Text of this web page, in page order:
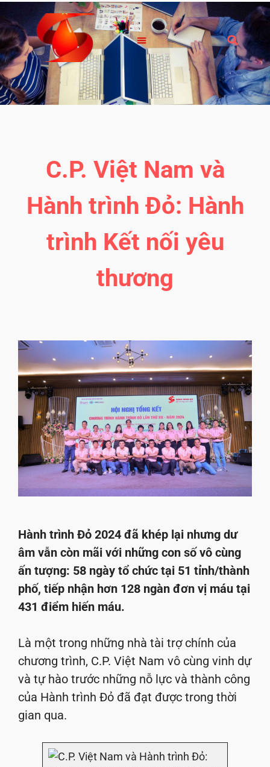
C.P. Việt Nam và
Hành trình Đỏ: Hành
trình Kết nối yêu
thương
Hành trình Đỏ 2024 đã khép lại nhưng dư
âm vẫn còn mãi với những con số vô cùng
ấn tượng: 58 ngày tổ chức tại 51 tỉnh/thành
phố, tiếp nhận hơn 128 ngàn đơn vị máu tại
431 điểm hiến máu.
Là một trong những nhà tài trợ chính của
chương trình, C.P. Việt Nam vô cùng vinh dự
và tự hào trước những nỗ lực và thành công
của Hành trình Đỏ đã đạt được trong thời
gian qua.